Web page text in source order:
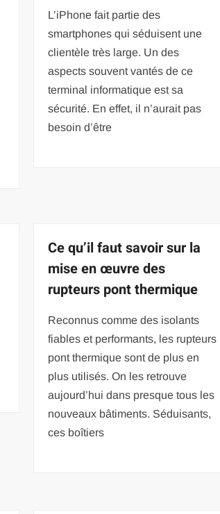
L’iPhone fait partie des
smartphones qui séduisent une
clientèle très large. Un des
aspects souvent vantés de ce
terminal informatique est sa
sécurité. En effet, il n’aurait pas
besoin d’être
Ce qu’il faut savoir sur la
mise en œuvre des
rupteurs pont thermique
Reconnus comme des isolants
fiables et performants, les rupteurs
pont thermique sont de plus en
plus utilisés. On les retrouve
aujourd’hui dans presque tous les
nouveaux bâtiments. Séduisants,
ces boîtiers